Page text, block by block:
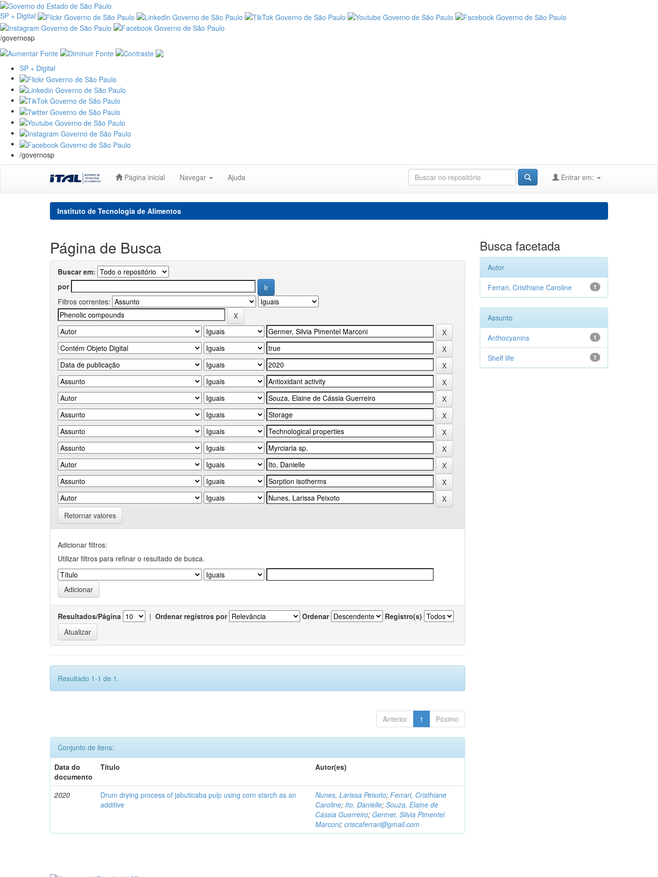
SP + Digital
/governosp
SP + Digital
/governosp
Página inicial Navegar Ajuda Entrar em:
Instituto de Tecnologia de Alimentos
Página de Busca
Buscar em:
por
Filtros correntes:
Retornar valores
Adicionar filtros:
Utilizar filtros para refinar o resultado de busca.
Resultados/Página | Ordenar registros por Ordenar Registro(s)
Resultado 1-1 de 1.
Anterior 1 Póximo
Conjunto de itens:
Data do
documento
Título Autor(es)
2020
Drum drying process of jabuticaba pulp using corn starch as an
additive
Nunes, Larissa Peixoto;Ferrari, Cristhiane
Caroline;Ito, Danielle;Souza, Elaine de
Cássia Guerreiro; Germer, Silvia Pimentel
Marconi;criscaferrari@gmail.com
Busca facetada
Autor
1
Ferrari, Cristhiane Caroline
Assunto
1
Anthocyanins
1
Shelf life